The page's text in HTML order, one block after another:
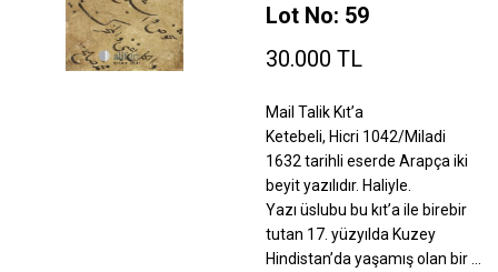
Lot No: 59
30.000 TL
Mail Talik Kıt’a
Ketebeli, Hicri 1042/Miladi
1632 tarihli eserde Arapça iki
beyit yazılıdır. Haliyle.
Yazı üslubu bu kıt’a ile birebir
tutan 17. yüzyılda Kuzey
Hindistan’da yaşamış olan bir